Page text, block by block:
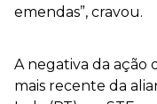
emendas”, cravou.
A negativa da ação
mais recente da